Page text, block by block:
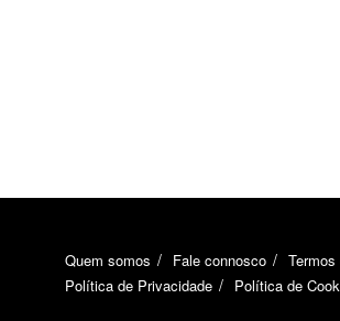
Quem somos Fale connosco
Política de Privacidade
Política de